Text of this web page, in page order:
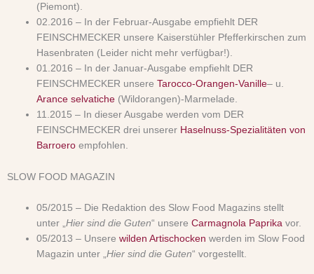
(Piemont).
02.2016 – In der Februar-Ausgabe empfiehlt DER
FEINSCHMECKER unsere Kaiserstühler Pfefferkirschen zum
Hasenbraten (Leider nicht mehr verfügbar!).
01.2016 – In der Januar-Ausgabe empfiehlt DER
FEINSCHMECKER unsere Tarocco-Orangen-Vanille– u.
Arance selvatiche (Wildorangen)-Marmelade.
11.2015 – In dieser Ausgabe werden vom DER
FEINSCHMECKER drei unserer Haselnuss-Spezialitäten von
Barroero empfohlen.
SLOW FOOD MAGAZIN
05/2015 – Die Redaktion des Slow Food Magazins stellt
unter „ Hier sind die Guten“ unsere Carmagnola Paprika vor.
05/2013 – Unsere wilden Artischocken werden im Slow Food
Magazin unter „ Hier sind die Guten“ vorgestellt.